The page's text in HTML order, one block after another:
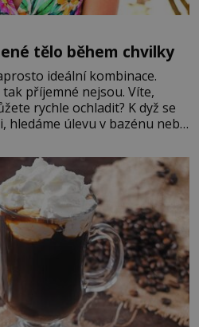
tělo během chvilky
ideální kombinace.
příjemné nejsou. Víte,
rychle ochladit? K dyž se
hledáme úlevu v bazénu nebo
Pokud budete mít
pařáky si na vás